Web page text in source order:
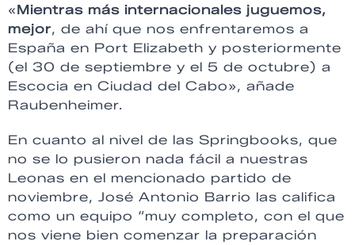
«Mientras más internacionales juguemos,
mejor, de ahí que nos enfrentaremos a
España en Port Elizabeth y posteriormente
(el 30 de septiembre y el 5 de octubre) a
Escocia en Ciudad del Cabo», añade
Raubenheimer.
En cuanto al nivel de las Springbooks, que
no se lo pusieron nada fácil a nuestras
Leonas en el mencionado partido de
noviembre, José Antonio Barrio las califica
como un equipo “muy completo, con el que
nos viene bien comenzar la preparación